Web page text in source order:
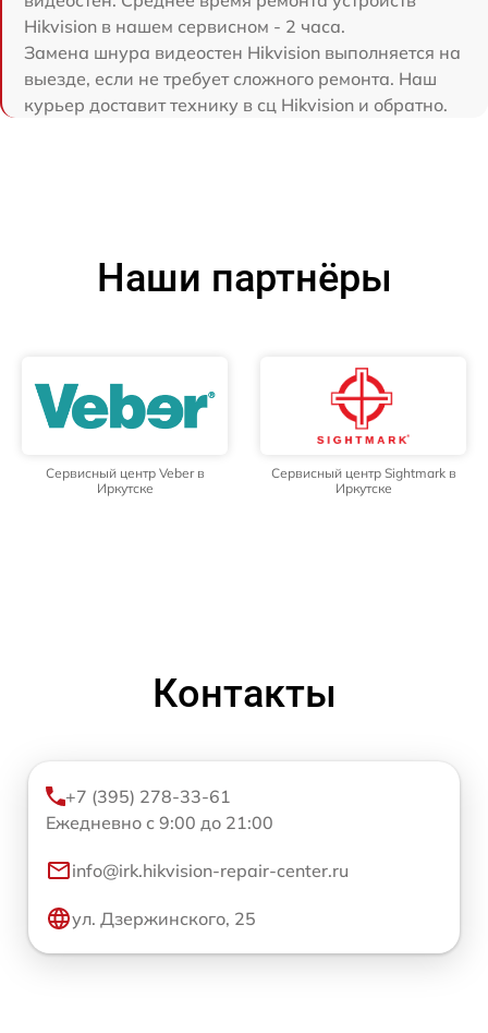
Hikvision в нашем сервисном - 2 часа.
Замена шнура видеостен Hikvision выполняется на
выезде, если не требует сложного ремонта. Наш
курьер доставит технику в сц Hikvision и обратно.
Наши партнёры
Сервисный центр Veber в
Иркутске
Сервисный центр Sightmark в
Иркутске
Контакты
+7 (395) 278-33-61
Ежедневно с 9:00 до 21:00
info@irk.hikvision-repair-center.ru
ул. Дзержинского, 25